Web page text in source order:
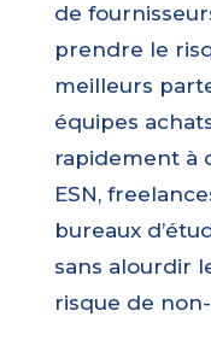
de
prendre le
meilleurs
équipes
rapidement à
ESN,
bureaux
sans alourdir
risque de